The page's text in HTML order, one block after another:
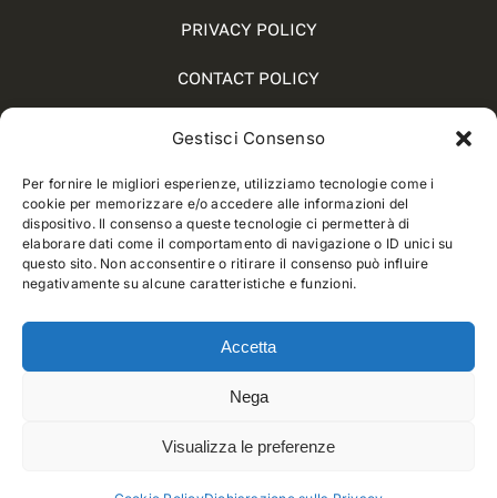
Gestisci Consenso
Per fornire le migliori esperienze, utilizziamo tecnologie come i
cookie per memorizzare e/o accedere alle informazioni del
dispositivo. Il consenso a queste tecnologie ci permetterà di
elaborare dati come il comportamento di navigazione o ID unici su
questo sito. Non acconsentire o ritirare il consenso può influire
negativamente su alcune caratteristiche e funzioni.
Accetta
Nega
Visualizza le preferenze
PRIVACY POLICY
CONTACT POLICY
COOKIE POLICY (UE)
SOCIAL MEDIA POLICY
WHISTLEBLOWING
© 2012 - 2025 • Developed byWay Solutions